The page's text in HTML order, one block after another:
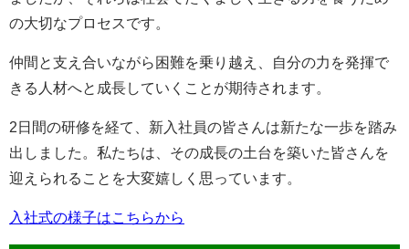
の大切なプロセスです。
仲間と支え合いながら困難を乗り越え、自分の力を発揮で
きる人材へと成長していくことが期待されます。
2日間の研修を経て、新入社員の皆さんは新たな一歩を踏み
出しました。私たちは、その成長の土台を築いた皆さんを
迎えられることを大変嬉しく思っています。
入社式の様子はこちらから